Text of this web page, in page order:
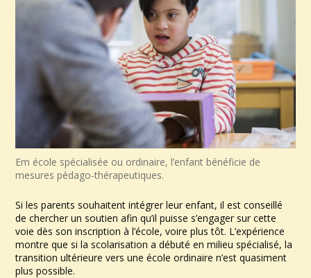
Em école spécialisée ou ordinaire, l’enfant bénéficie de
mesures pédago-thérapeutiques.
Si les parents souhaitent intégrer leur enfant, il est conseillé
de chercher un soutien afin qu’il puisse s’engager sur cette
voie dès son inscription à l’école, voire plus tôt. L’expérience
montre que si la scolarisation a débuté en milieu spécialisé, la
transition ultérieure vers une école ordinaire n’est quasiment
plus possible.